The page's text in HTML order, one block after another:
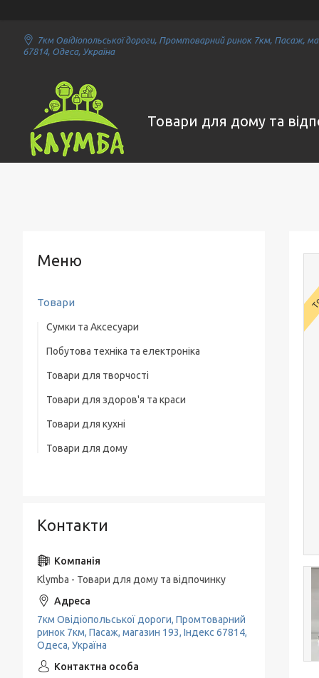
7км Овідіопольської дороги, Промтоварний ринок 7км, Пасаж,
67814, Одеса, Україна
Товари для дому та
Товари
Сумки та Аксесуари
Сумки на колесах
Рюкзаки
Термосумка
Сумка для ноутбука
Чоловічі сумки
Побутова техніка та електроніка
Ваги
Освітлення
Обігрівачі
Блендери
Кавоварки
Кавомолки
Соковитискачі
Тостери
Міксери
Товари для творчості
Товари для здоров'я та краси
Тример
Фени
Товари для кухні
Набори кухонних ножів
Пательні
Чайники, Заварники
Кухонне приладдя
Кава-брейк
Подрібнювачі та Терки
Товари для дому
Контакти
Klymba - Товари для дому та відпочинку
7км Овідіопольської дороги, Промтоварний
ринок 7км, Пасаж, магазин 193, Індекс 67814,
Одеса, Україна